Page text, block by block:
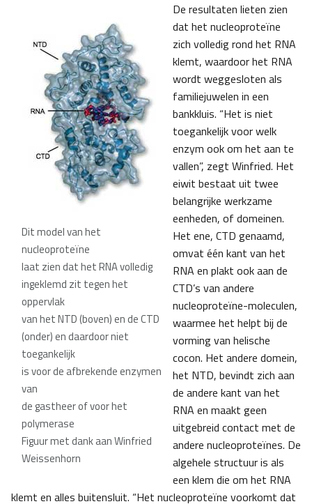
Dit model van het
nucleoproteïne
laat zien dat het RNA volledig
ingeklemd zit tegen het
oppervlak
van het NTD (boven) en de CTD
(onder) en daardoor niet
toegankelijk
is voor de afbrekende enzymen
van
de gastheer of voor het
polymerase
Figuur met dank aan Winfried
Weissenhorn
De resultaten lieten zien
dat het nucleoproteïne
zich volledig rond het RNA
klemt, waardoor het RNA
wordt weggesloten als
familiejuwelen in een
bankkluis. “Het is niet
toegankelijk voor welk
enzym ook om het aan te
vallen”, zegt Winfried. Het
eiwit bestaat uit twee
belangrijke werkzame
eenheden, of domeinen.
Het ene, CTD genaamd,
omvat één kant van het
RNA en plakt ook aan de
CTD’s van andere
nucleoproteïne-moleculen,
waarmee het helpt bij de
vorming van helische
cocon. Het andere domein,
het NTD, bevindt zich aan
de andere kant van het
RNA en maakt geen
uitgebreid contact met de
andere nucleoproteïnes. De
algehele structuur is als
een klem die om het RNA
klemt en alles buitensluit. “Het nucleoproteïne voorkomt dat